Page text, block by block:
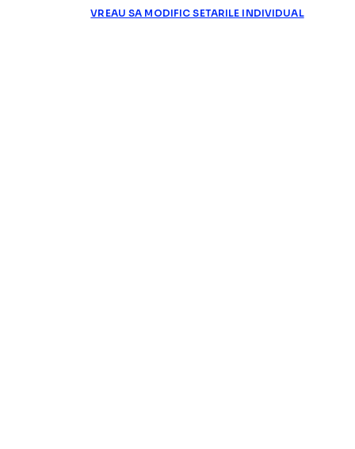
VREAU SA MODIFIC SETARILE INDIVIDUAL